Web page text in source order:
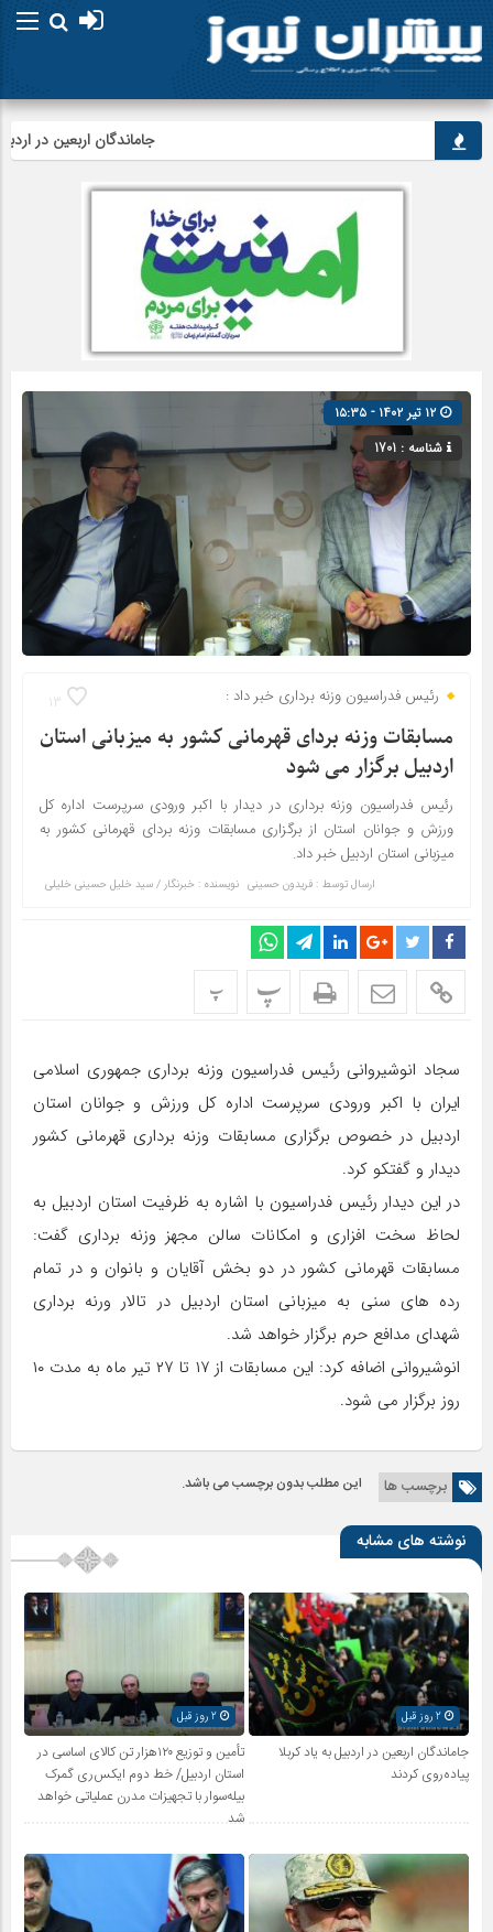
جاماندگان اربعین در اردبیل
شناسه : 1701
13 رئیس فدراسیون وزنه برداری خبر داد :
مسابقات وزنه بردای قهرمانی کشور به میزبانی استان
اردبیل برگزار می شود
رئیس فدراسیون وزنه برداری در دیدار با اکبر ورودی سرپرست اداره کل
ورزش و جوانان استان از برگزاری مسابقات وزنه بردای قهرمانی کشور به
میزبانی استان اردبیل خبر داد.
ارسال توسط : فریدون حسینی نویسنده : خبرنگار / سید خلیل حسینی خلیلی
پ پ
سجاد انوشیروانی رئیس فدراسیون وزنه برداری جمهوری اسلامی
ایران با اکبر ورودی سرپرست اداره کل ورزش و جوانان استان
اردبیل در خصوص برگزاری مسابقات وزنه برداری قهرمانی کشور
دیدار و گفتکو کرد.
در این دیدار رئیس فدراسیون با اشاره به ظرفیت استان اردبیل به
لحاظ سخت افزاری و امکانات سالن مجهز وزنه برداری گفت:
مسابقات قهرمانی کشور در دو بخش آقایان و بانوان و در تمام
رده های سنی به میزبانی استان اردبیل در تالار ورنه برداری
شهدای مدافع حرم برگزار خواهد شد.
انوشیروانی اضافه کرد: این مسابقات از ۱۷ تا ۲۷ تیر ماه به مدت ۱۰
روز برگزار می شود.
برچسب ها این مطلب بدون برچسب می باشد.
نوشته های مشابه
2 روز قبل
جاماندگان اربعین در اردبیل به یاد کربلا
پیاده‌روی کردند
تأمین و توزیع ۱۲۰هزار تن کالای اساسی در
استان اردبیل/ خط دوم ایکس‌ری گمرک
بیله‌سوار با تجهیزات مدرن عملیاتی خواهد
شد